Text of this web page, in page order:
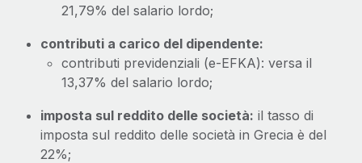
21,79% del salario lordo;
contributi a carico del dipendente:
contributi previdenziali (e-EFKA): versa il
13,37% del salario lordo;
imposta sul reddito delle società: il tasso di
imposta sul reddito delle società in Grecia è del
22%;